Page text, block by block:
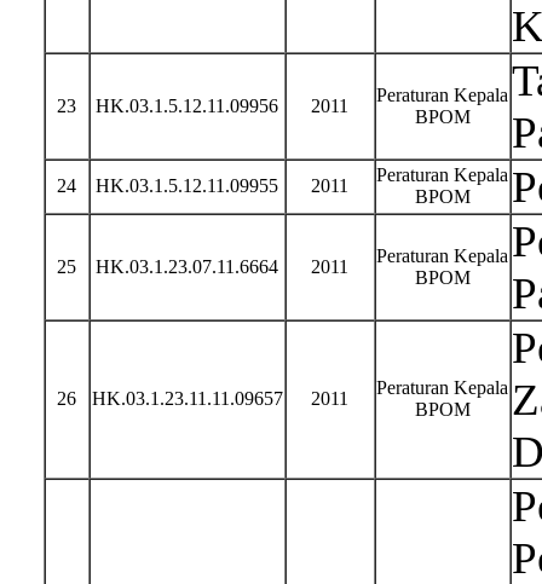
23 HK.03.1.5.12.11.09956 2011
Peraturan Kepala
BPOM
24 HK.03.1.5.12.11.09955 2011
Peraturan Kepala
BPOM
25 HK.03.1.23.07.11.6664 2011
Peraturan Kepala
BPOM
26 HK.03.1.23.11.11.09657 2011
Peraturan Kepala
BPOM